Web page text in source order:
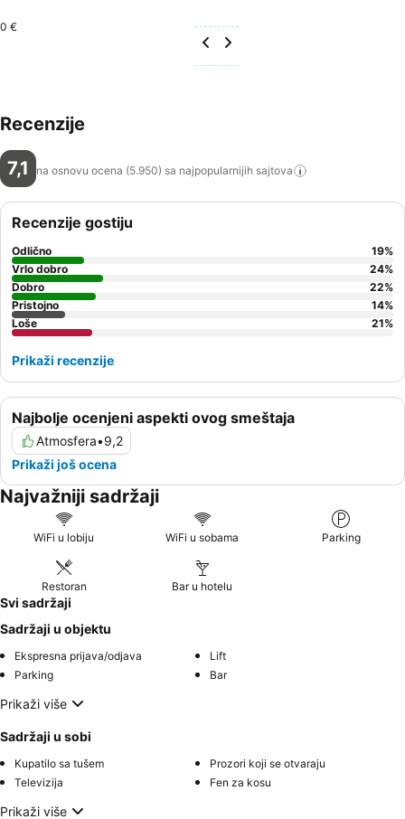
0 €
Recenzije
7,1 na osnovu ocena (5.950) sa najpopularnijih sajtova
Najbolje ocenjeni aspekti ovog smeštaja
Atmosfera•9,2
Prikaži još ocena
Recenzije gostiju
Odlično 19%
Vrlo dobro
24%
Dobro
22%
Pristojno
14%
Loše
21%
Prikaži recenzije
Najvažniji sadržaji
WiFi u lobiju WiFi u sobama Parking
Restoran Bar u hotelu
Svi sadržaji
Sadržaji u objektu
Ekspresna prijava/odjava
Lift
Parking
Bar
Prikaži više
Sadržaji u sobi
Kupatilo sa tušem
Prozori koji se otvaraju
Televizija
Fen za kosu
Prikaži više